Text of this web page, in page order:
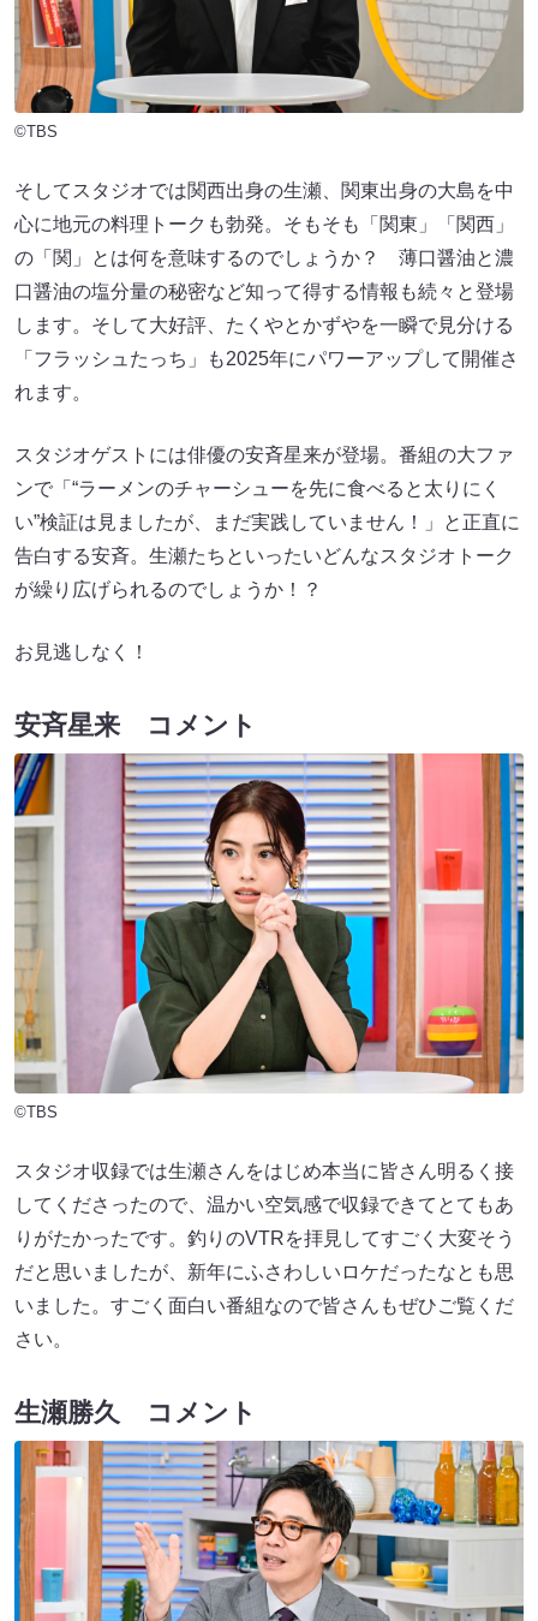
©TBS
そしてスタジオでは関西出身の生瀬、関東出身の大島を中
心に地元の料理トークも勃発。そもそも「関東」「関西」
の「関」とは何を意味するのでしょうか？ 薄口醤油と濃
口醤油の塩分量の秘密など知って得する情報も続々と登場
します。そして大好評、たくやとかずやを一瞬で見分ける
「フラッシュたっち」も2025年にパワーアップして開催さ
れます。
スタジオゲストには俳優の安斉星来が登場。番組の大ファ
ンで「“ラーメンのチャーシューを先に食べると太りにく
い”検証は見ましたが、まだ実践していません！」と正直に
告白する安斉。生瀬たちといったいどんなスタジオトーク
が繰り広げられるのでしょうか！？
お見逃しなく！
安斉星来 コメント
©TBS
スタジオ収録では生瀬さんをはじめ本当に皆さん明るく接
してくださったので、温かい空気感で収録できてとてもあ
りがたかったです。釣りのVTRを拝見してすごく大変そう
だと思いましたが、新年にふさわしいロケだったなとも思
いました。すごく面白い番組なので皆さんもぜひご覧くだ
さい。
生瀬勝久 コメント